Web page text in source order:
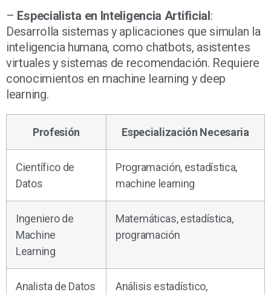
– Especialista en Inteligencia Artificial:
Desarrolla sistemas y aplicaciones que simulan la
inteligencia humana, como chatbots, asistentes
virtuales y sistemas de recomendación. Requiere
conocimientos en machine learning y deep
learning.
Profesión Especialización Necesaria
Científico de
Datos
Programación, estadística,
machine learning
Ingeniero de
Machine
Learning
Matemáticas, estadística,
programación
Analista de Datos
Análisis estadístico,